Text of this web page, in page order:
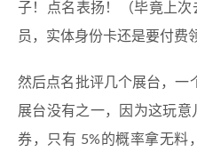
子！点名表扬！（毕竟上
员，实体身份卡还是要付费
然后点名批评几个展台，一
展台没有之一，因为这玩
券，只有 5%的概率拿无料